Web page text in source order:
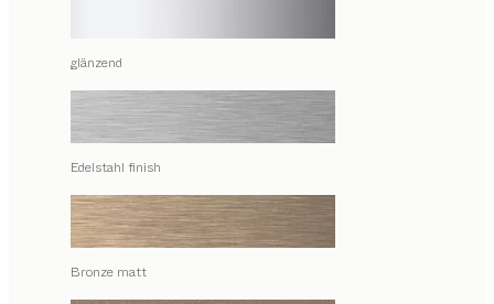
glänzend
Edelstahl finish
Bronze matt